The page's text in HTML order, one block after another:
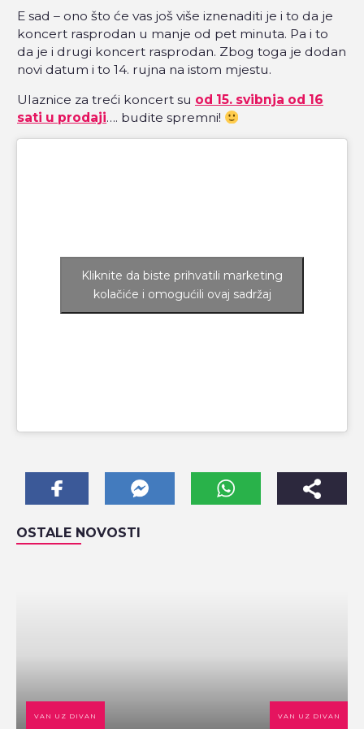
E sad – ono što će vas još više iznenaditi je i to da je
koncert rasprodan u manje od pet minuta. Pa i to
da je i drugi koncert rasprodan. Zbog toga je dodan
novi datum i to 14. rujna na istom mjestu.
Ulaznice za treći koncert su od 15. svibnja od 16
sati u prodaji…. budite spremni!
Kliknite da biste prihvatili marketing
kolačiće i omogućili ovaj sadržaj
OSTALE NOVOSTI
VAN UZ DIVAN VAN UZ DIVAN